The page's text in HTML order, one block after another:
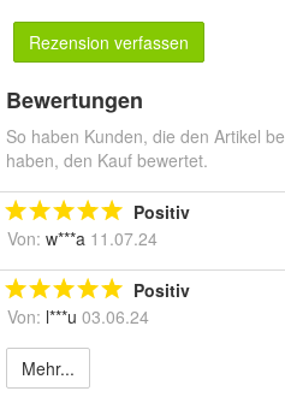
Rezension verfassen
Bewertungen
So haben Kunden, die den Artikel
haben, den Kauf bewertet.
Positiv
Von: w***a 11.07.24
Positiv
Von: l***u 03.06.24
Mehr...